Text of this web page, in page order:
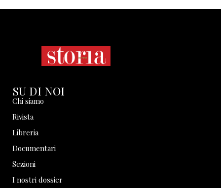
SU DI NOI
Chi siamo
Rivista
Libreria
Documentari
Sezioni
I nostri dossier